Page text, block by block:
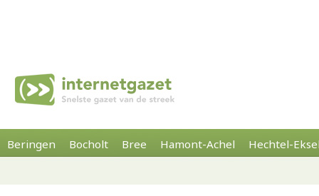
Beringen Bocholt Bree Hamont-Achel Hechtel-